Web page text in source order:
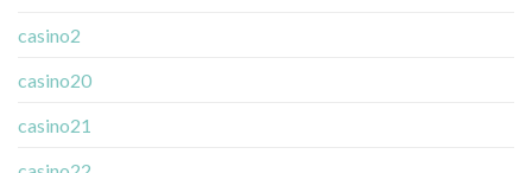
casino2
casino20
casino21